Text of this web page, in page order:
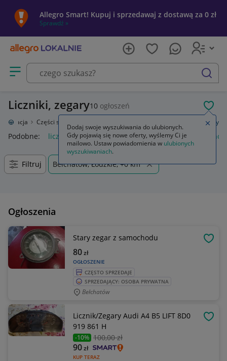
Allegro Smart! Kupuj i sprzedawaj z dostawą za 0 zł
Sprawdź »
Otwórz menu z kategoriami
szukaj
Liczniki, zegary10 ogłoszeń
Części samochodowe Liczniki, zegary
Podobne: liczniki zegary licznik zegary bmw f30 honda
Filtruj Bełchatów, Łódzkie, +0 km
Ogłoszenia
Stary zegar z samochodu
OGŁOSZENIE
80zł
CZĘSTO SPRZEDAJE
SPRZEDAJĄCY: OSOBA PRYWATNA
Bełchatów
Licznik/Zegary Audi A4 B5 LIFT 8D0
919 861 H
-10% 100,00 zł
KUP TERAZ
90zł
Dodaj swoje wyszukiwania do ulubionych.
Gdy pojawią się nowe oferty, wyślemy Ci je
mailowo. Ustaw powiadomienia w ulubionych
wyszukiwaniach.